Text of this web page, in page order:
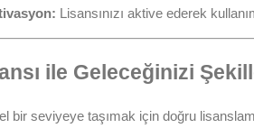
Lisansınızı aktive ederek
ile Geleceğinizi
bir seviyeye taşımak için doğru